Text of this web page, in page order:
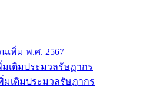
พิ่ม พ.ศ. 2567
เติมประมวลรัษฏากร
มเติมประมวลรัษฏากร